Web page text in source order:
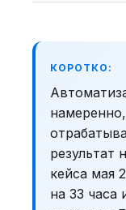
КОРОТКО:
результат
кейса мая
на 33 часа